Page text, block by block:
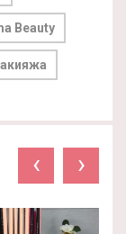
Beauty
‹ ›